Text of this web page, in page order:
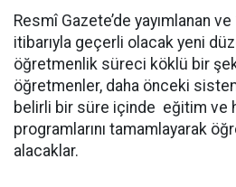
Resmî Gazete’de yayımlanan
itibarıyla geçerli olacak yeni
öğretmenlik süreci köklü bir
öğretmenler, daha önceki
belirli bir süre içinde eğitim ve
programlarını tamamlayarak
alacaklar.